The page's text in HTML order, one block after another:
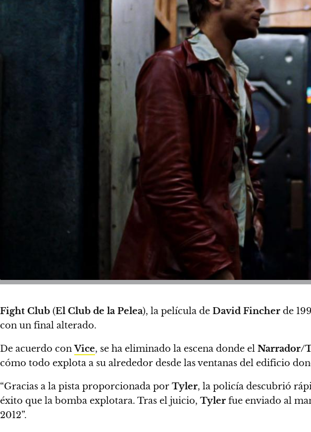
Fight Club (El Club de la Pelea), la película de David Fincher de
con un final alterado.
De acuerdo conVice, se ha eliminado la escena donde el Narrador/
cómo todo explota a su alrededor desde las ventanas del edificio
“Gracias a la pista proporcionada por Tyler, la policía descubrió
éxito que la bomba explotara. Tras el juicio, Tyler fue enviado al
2012”.